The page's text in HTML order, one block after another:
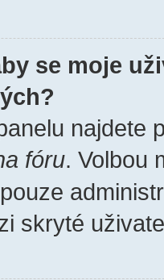
se moje
najdete
fóru. Volbou
skryté